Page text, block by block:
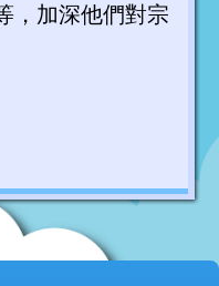
，加深他們對宗